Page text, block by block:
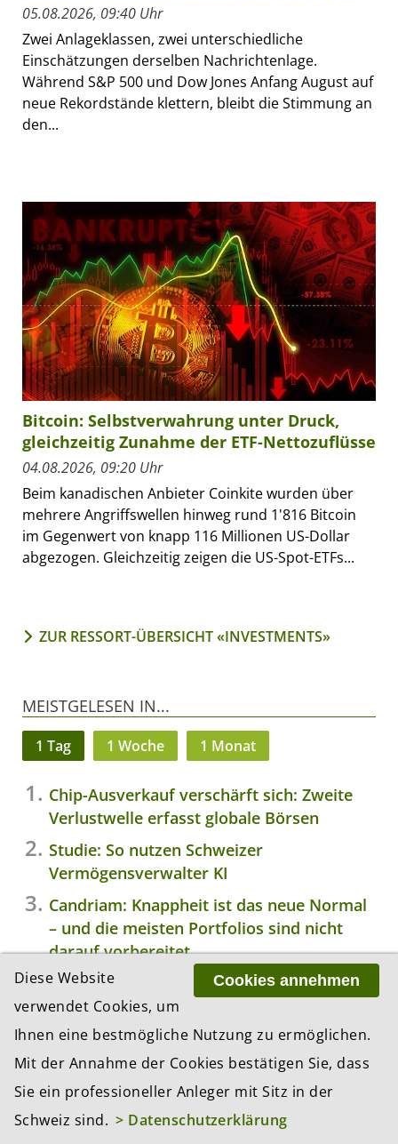
05.08.2026, 09:40 Uhr
Zwei Anlageklassen, zwei unterschiedliche
Einschätzungen derselben Nachrichtenlage.
Während S&P 500 und Dow Jones Anfang August auf
neue Rekordstände klettern, bleibt die Stimmung an
den...
Bitcoin: Selbstverwahrung unter Druck,
gleichzeitig Zunahme der ETF-Nettozuflüsse
04.08.2026, 09:20 Uhr
Beim kanadischen Anbieter Coinkite wurden über
mehrere Angriffswellen hinweg rund 1'816 Bitcoin
im Gegenwert von knapp 116 Millionen US-Dollar
abgezogen. Gleichzeitig zeigen die US-Spot-ETFs...
ZUR RESSORT-ÜBERSICHT «INVESTMENTS»
MEISTGELESEN IN...
1 Tag 1 Woche 1 Monat
Chip-Ausverkauf verschärft sich: Zweite
Verlustwelle erfasst globale Börsen
Studie: So nutzen Schweizer
Vermögensverwalter KI
Candriam: Knappheit ist das neue Normal
– und die meisten Portfolios sind nicht
darauf vorbereitet
Pensionskassen erhalten Zugang zum
Repomarkt
TwentyFour Asset Management lanciert
neuen Multi-Asset-Credit-Fonds
Cookies annehmen
Diese Website
verwendet Cookies, um
Ihnen eine bestmögliche Nutzung zu ermöglichen.
Mit der Annahme der Cookies bestätigen Sie, dass
Sie ein professioneller Anleger mit Sitz in der
Schweiz sind. > Datenschutzerklärung